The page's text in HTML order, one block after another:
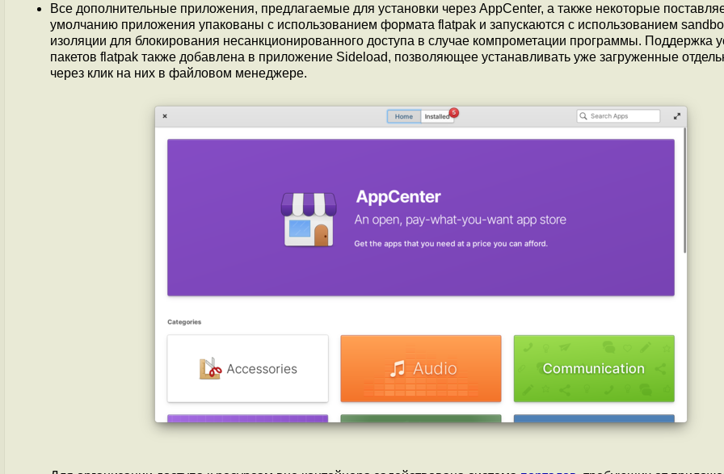
Все дополнительные приложения, предлагаемые для установки через AppCenter, а также некоторые
умолчанию приложения упакованы с использованием формата flatpak и запускаются с использованием
изоляции для блокирования несанкционированного доступа в случае компрометации программы. Поддержка
пакетов flatpak также добавлена в приложение Sideload, позволяющее устанавливать уже загруженные
через клик на них в файловом менеджере.